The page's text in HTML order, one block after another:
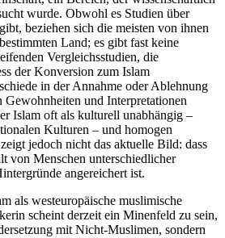
wurde. Obwohl es Studien über
beziehen sich die meisten von ihnen
Land; es gibt fast keine
Vergleichsstudien, die
der Konversion zum Islam
in der Annahme oder Ablehnung
Gewohnheiten und Interpretationen
Islam oft als kulturell unabhängig –
Kulturen – und homogen
jedoch nicht das aktuelle Bild: dass
von Menschen unterschiedlicher
angereichert ist.
als westeuropäische muslimische
scheint derzeit ein Minenfeld zu sein,
mit Nicht-Muslimen, sondern